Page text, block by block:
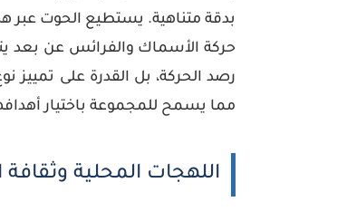
بدقة متناهية. يستطيع الحوت عبر
حركة الأسماك والفرائس عن بعد
رصد الحركة، بل القدرة على
مما يسمح للمجموعة باختيار
اللهجات المحلية وثقافة